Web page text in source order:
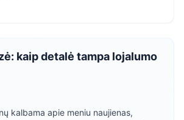
kaip detalė tampa lojalumo
kalbama apie meniu naujienas,